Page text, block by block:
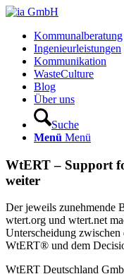
Kommunalberatung
Ingenieurleistungen
Kommunikation
WasteCulture
Blog
Über uns
Suche
Menü Menü
WtERT – Support
weiter
Der jeweils zunehmende
wtert.org und wtert.net
Unterscheidung zwischen
WtERT® und dem
WtERT Deutschland